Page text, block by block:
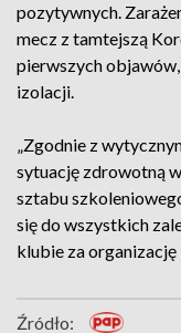
pozytywnych.
mecz z tamtejszą
pierwszych
izolacji.
„Zgodnie z
sytuację zdrowotną
sztabu
się do wszystkich
klubie za
Źródło: